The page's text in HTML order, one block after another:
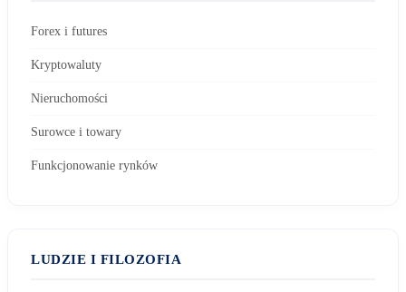
Forex i futures
Kryptowaluty
Nieruchomości
Surowce i towary
Funkcjonowanie rynków
LUDZIE I FILOZOFIA